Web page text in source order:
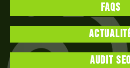
FAQS
Audit